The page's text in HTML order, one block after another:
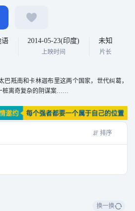
语 2014-05-23(印度)
上映时间
未知
片长
巴羝南和卡林迦布里这两个国家，世代纠葛，
桩离奇复杂的阴谋案……
排序
换一换